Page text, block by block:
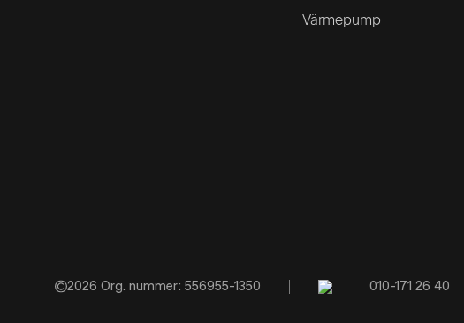
Värmepump
2026 Org. nummer: 556955-1350 010-171 26 40